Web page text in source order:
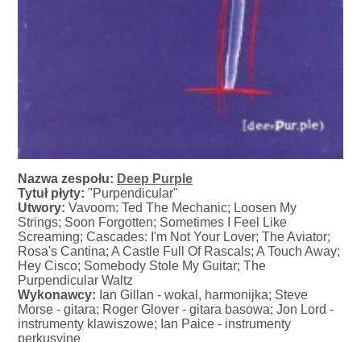
Nazwa zespołu: Deep Purple
Tytuł płyty: "Purpendicular"
Utwory: Vavoom: Ted The Mechanic; Loosen My
Strings; Soon Forgotten; Sometimes I Feel Like
Screaming; Cascades: I'm Not Your Lover; The Aviator;
Rosa's Cantina; A Castle Full Of Rascals; A Touch Away;
Hey Cisco; Somebody Stole My Guitar; The
Purpendicular Waltz
Wykonawcy: Ian Gillan - wokal, harmonijka; Steve
Morse - gitara; Roger Glover - gitara basowa; Jon Lord -
instrumenty klawiszowe; Ian Paice - instrumenty
perkusyjne